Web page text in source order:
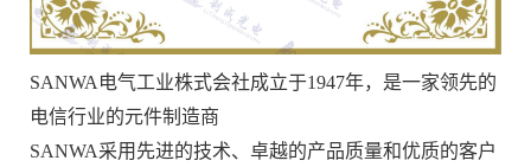
SANWA电气工业株式会社成立于1947年，是一家领先的
电信行业的元件制造商
SANWA采用先进的技术、卓越的产品质量和优质的客户